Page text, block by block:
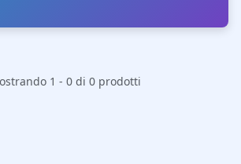
1 - 0 di 0 prodotti